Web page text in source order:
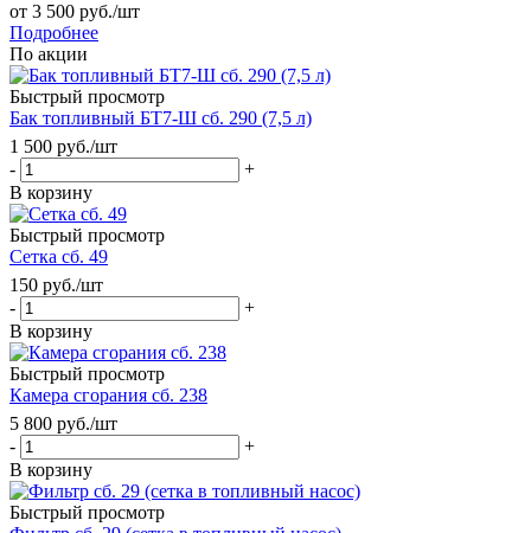
от 3 500 руб./шт
Подробнее
По акции
Быстрый просмотр
Бак топливный БТ7-Ш сб. 290 (7,5 л)
1 500 руб./шт
-
+
В корзину
Быстрый просмотр
Сетка сб. 49
150 руб./шт
-
+
В корзину
Быстрый просмотр
Камера сгорания сб. 238
5 800 руб./шт
-
+
В корзину
Быстрый просмотр